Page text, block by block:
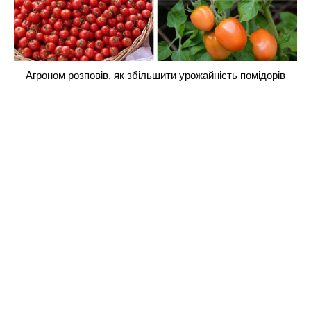
Агроном розповів, як збільшити урожайність помідорів